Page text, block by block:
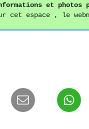
et photos
cet espace , le